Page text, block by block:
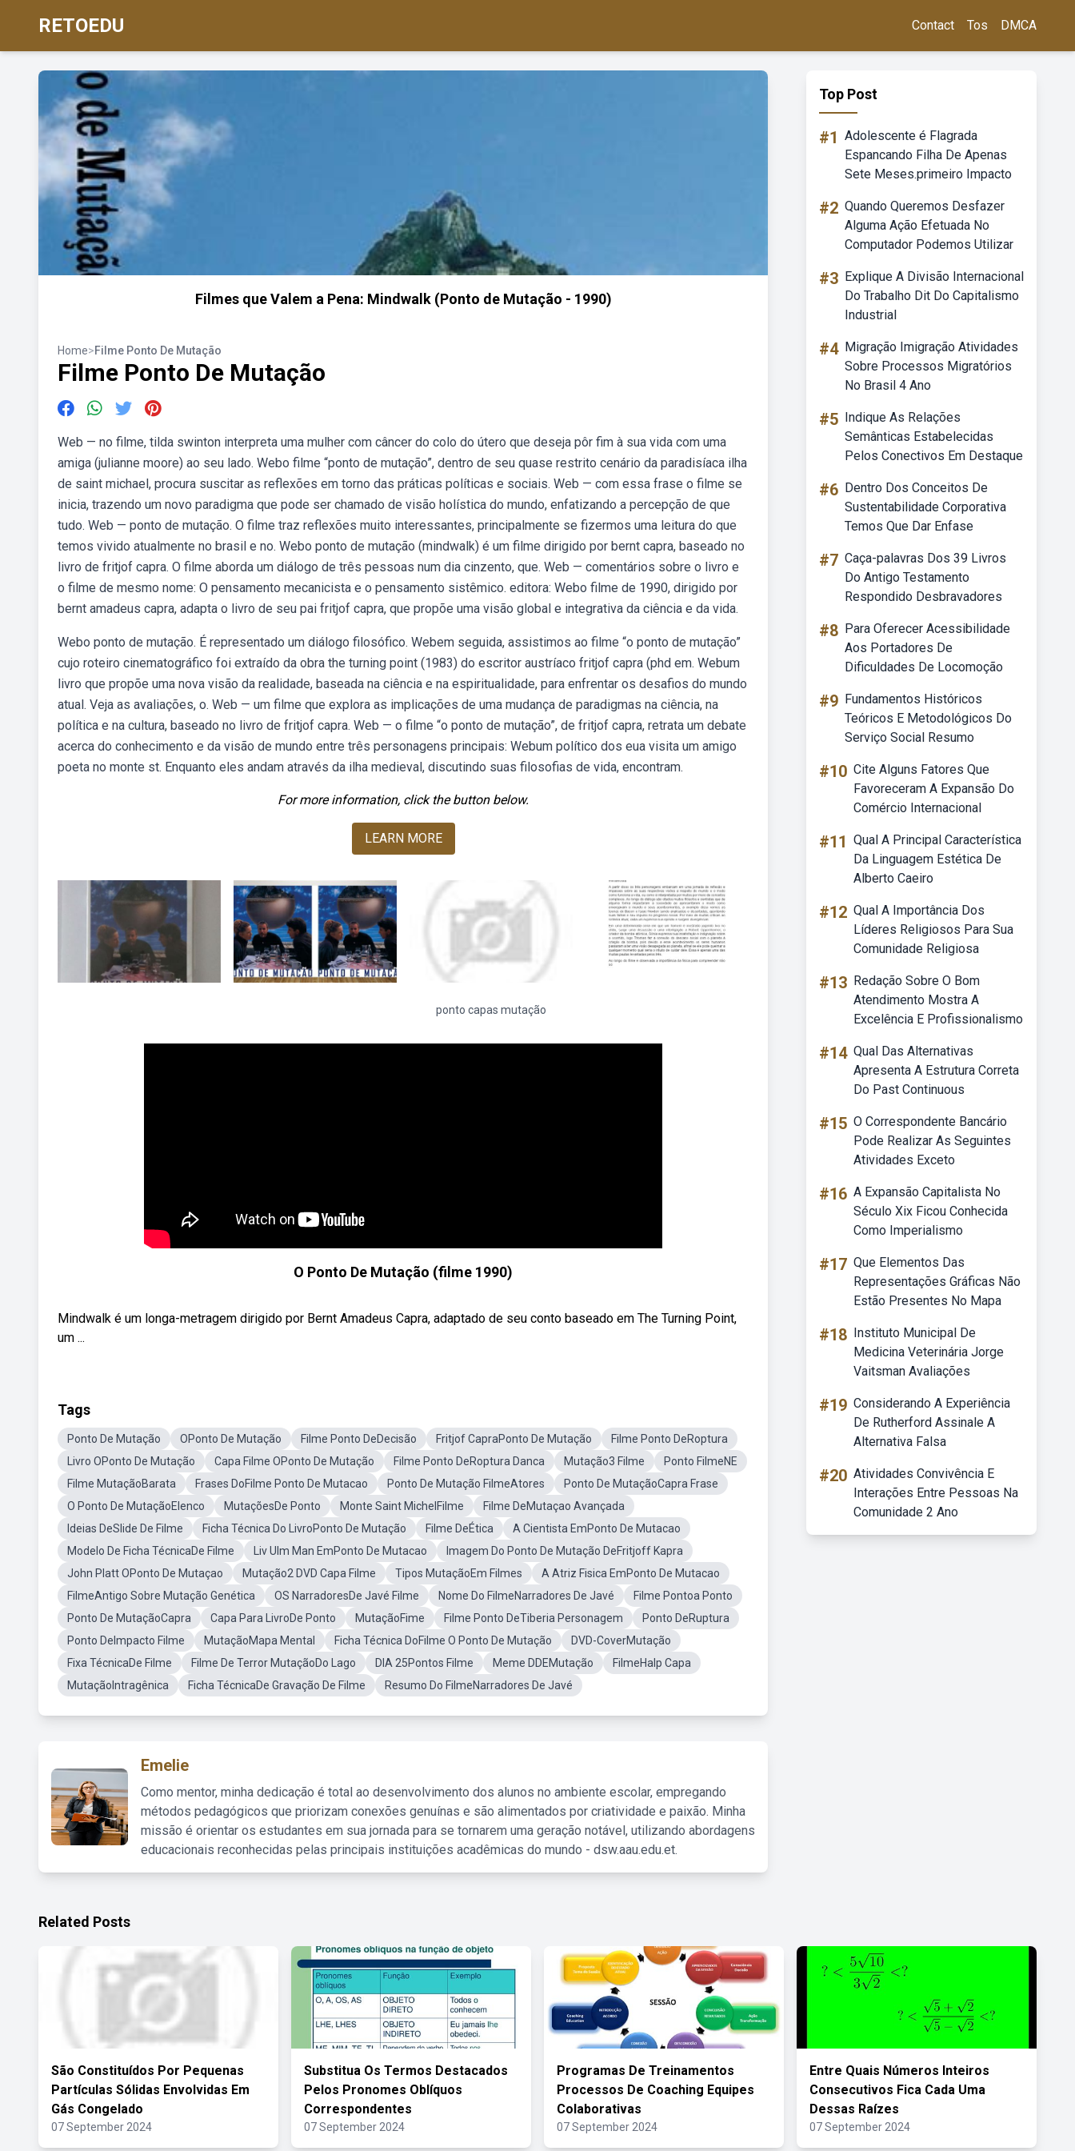
RETOEDU Contact Tos DMCA
Filmes que Valem a Pena: Mindwalk (Ponto de Mutação - 1990)
Home>Filme Ponto De Mutação
Filme Ponto De Mutação
Web — no filme, tilda swinton interpreta uma mulher com câncer do colo do útero que deseja pôr fim à sua vida com uma
amiga (julianne moore) ao seu lado. Webo filme “ponto de mutação”, dentro de seu quase restrito cenário da paradisíaca ilha
de saint michael, procura suscitar as reflexões em torno das práticas políticas e sociais. Web — com essa frase o filme se
inicia, trazendo um novo paradigma que pode ser chamado de visão holística do mundo, enfatizando a percepção de que
tudo. Web — ponto de mutação. O filme traz reflexões muito interessantes, principalmente se fizermos uma leitura do que
temos vivido atualmente no brasil e no. Webo ponto de mutação (mindwalk) é um filme dirigido por bernt capra, baseado no
livro de fritjof capra. O filme aborda um diálogo de três pessoas num dia cinzento, que. Web — comentários sobre o livro e
o filme de mesmo nome: O pensamento mecanicista e o pensamento sistêmico. editora: Webo filme de 1990, dirigido por
bernt amadeus capra, adapta o livro de seu pai fritjof capra, que propõe uma visão global e integrativa da ciência e da vida.
Webo ponto de mutação. É representado um diálogo filosófico. Webem seguida, assistimos ao filme “o ponto de mutação”
cujo roteiro cinematográfico foi extraído da obra the turning point (1983) do escritor austríaco fritjof capra (phd em. Webum
livro que propõe uma nova visão da realidade, baseada na ciência e na espiritualidade, para enfrentar os desafios do mundo
atual. Veja as avaliações, o. Web — um filme que explora as implicações de uma mudança de paradigmas na ciência, na
política e na cultura, baseado no livro de fritjof capra. Web — o filme “o ponto de mutação”, de fritjof capra, retrata um debate
acerca do conhecimento e da visão de mundo entre três personagens principais: Webum político dos eua visita um amigo
poeta no monte st. Enquanto eles andam através da ilha medieval, discutindo suas filosofias de vida, encontram.
For more information, click the button below.
LEARN MORE
ponto capas mutação
O Ponto De Mutação (filme 1990)
Mindwalk é um longa-metragem dirigido por Bernt Amadeus Capra, adaptado de seu conto baseado em The Turning Point,
um ...
Tags
Ponto De Mutação OPonto De Mutação Filme Ponto DeDecisão Fritjof CapraPonto De Mutação
Filme Ponto DeRoptura
Livro OPonto De Mutação
Capa Filme OPonto De Mutação Filme Ponto DeRoptura Danca Mutação3 Filme
Ponto FilmeNE
Filme MutaçãoBarata
Frases DoFilme Ponto De Mutacao Ponto De Mutação FilmeAtores
Ponto De MutaçãoCapra Frase
O Ponto De MutaçãoElenco
MutaçõesDe Ponto Monte Saint MichelFilme
Filme DeMutaçao Avançada
Ideias DeSlide De Filme
Ficha Técnica Do LivroPonto De Mutação Filme DeÉtica
A Cientista EmPonto De Mutacao
Modelo De Ficha TécnicaDe Filme
Liv Ulm Man EmPonto De Mutacao
Imagem Do Ponto De Mutação DeFritjoff Kapra
John Platt OPonto De Mutaçao
Mutação2 DVD Capa Filme Tipos MutaçãoEm Filmes
A Atriz Fisica EmPonto De Mutacao
FilmeAntigo Sobre Mutação Genética
OS NarradoresDe Javé Filme Nome Do FilmeNarradores De Javé
Filme Pontoa Ponto
Ponto De MutaçãoCapra
Capa Para LivroDe Ponto MutaçãoFime Filme Ponto DeTiberia Personagem
Ponto DeRuptura
Ponto DeImpacto Filme
MutaçãoMapa Mental Ficha Técnica DoFilme O Ponto De Mutação
DVD-CoverMutação
Fixa TécnicaDe Filme
Filme De Terror MutaçãoDo Lago DIA 25Pontos Filme Meme DDEMutação
FilmeHalp Capa
MutaçãoIntragênica
Ficha TécnicaDe Gravação De Filme Resumo Do FilmeNarradores De Javé
Emelie
Como mentor, minha dedicação é total ao desenvolvimento dos alunos no ambiente escolar, empregando
métodos pedagógicos que priorizam conexões genuínas e são alimentados por criatividade e paixão. Minha
missão é orientar os estudantes em sua jornada para se tornarem uma geração notável, utilizando abordagens
educacionais reconhecidas pelas principais instituições acadêmicas do mundo - dsw.aau.edu.et.
Top Post
#1 Adolescente é Flagrada
Espancando Filha De Apenas
Sete Meses.primeiro Impacto
#2 Quando Queremos Desfazer
Alguma Ação Efetuada No
Computador Podemos Utilizar
#3 Explique A Divisão Internacional
Do Trabalho Dit Do Capitalismo
Industrial
#4 Migração Imigração Atividades
Sobre Processos Migratórios
No Brasil 4 Ano
#5 Indique As Relações
Semânticas Estabelecidas
Pelos Conectivos Em Destaque
#6 Dentro Dos Conceitos De
Sustentabilidade Corporativa
Temos Que Dar Enfase
#7 Caça-palavras Dos 39 Livros
Do Antigo Testamento
Respondido Desbravadores
#8 Para Oferecer Acessibilidade
Aos Portadores De
Dificuldades De Locomoção
#9 Fundamentos Históricos
Teóricos E Metodológicos Do
Serviço Social Resumo
#10 Cite Alguns Fatores Que
Favoreceram A Expansão Do
Comércio Internacional
#11 Qual A Principal Característica
Da Linguagem Estética De
Alberto Caeiro
#12 Qual A Importância Dos
Líderes Religiosos Para Sua
Comunidade Religiosa
#13 Redação Sobre O Bom
Atendimento Mostra A
Excelência E Profissionalismo
#14 Qual Das Alternativas
Apresenta A Estrutura Correta
Do Past Continuous
#15 O Correspondente Bancário
Pode Realizar As Seguintes
Atividades Exceto
#16 A Expansão Capitalista No
Século Xix Ficou Conhecida
Como Imperialismo
#17 Que Elementos Das
Representações Gráficas Não
Estão Presentes No Mapa
#18 Instituto Municipal De
Medicina Veterinária Jorge
Vaitsman Avaliações
#19 Considerando A Experiência
De Rutherford Assinale A
Alternativa Falsa
#20 Atividades Convivência E
Interações Entre Pessoas Na
Comunidade 2 Ano
Related Posts
São Constituídos Por Pequenas
Partículas Sólidas Envolvidas Em
Gás Congelado
07 September 2024
Substitua Os Termos Destacados
Pelos Pronomes Oblíquos
Correspondentes
07 September 2024
Programas De Treinamentos
Processos De Coaching Equipes
Colaborativas
07 September 2024
Entre Quais Números Inteiros
Consecutivos Fica Cada Uma
Dessas Raízes
07 September 2024